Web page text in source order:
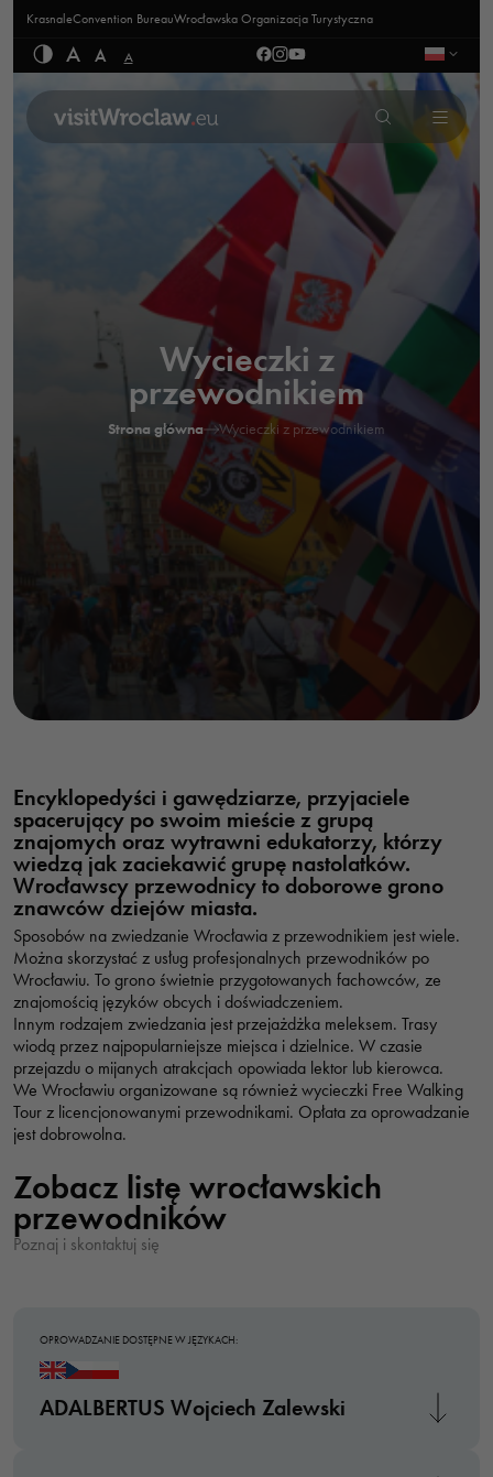
KrasnaleConvention BureauWrocławska Organizacja Turystyczna
A A A
Wycieczki z
przewodnikiem
Strona główna Wycieczki z przewodnikiem
Encyklopedyści i gawędziarze, przyjaciele
spacerujący po swoim mieście z grupą
znajomych oraz wytrawni edukatorzy, którzy
wiedzą jak zaciekawić grupę nastolatków.
Wrocławscy przewodnicy to doborowe grono
znawców dziejów miasta.
Sposobów na zwiedzanie Wrocławia z przewodnikiem jest wiele.
Można skorzystać z usług profesjonalnych przewodników po
Wrocławiu. To grono świetnie przygotowanych fachowców, ze
znajomością języków obcych i doświadczeniem.
Innym rodzajem zwiedzania jest przejażdżka meleksem. Trasy
wiodą przez najpopularniejsze miejsca i dzielnice. W czasie
przejazdu o mijanych atrakcjach opowiada lektor lub kierowca.
We Wrocławiu organizowane są również wycieczki Free Walking
Tour z licencjonowanymi przewodnikami. Opłata za oprowadzanie
jest dobrowolna.
Zobacz listę wrocławskich
przewodników
Poznaj i skontaktuj się
OPROWADZANIE DOSTĘPNE W JĘZYKACH:
ADALBERTUS Wojciech Zalewski